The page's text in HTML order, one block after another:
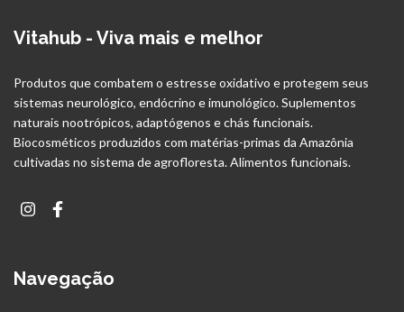
Vitahub - Viva mais e melhor
Produtos que combatem o estresse oxidativo e protegem seus
sistemas neurológico, endócrino e imunológico. Suplementos
naturais nootrópicos, adaptógenos e chás funcionais.
Biocosméticos produzidos com matérias-primas da Amazônia
cultivadas no sistema de agrofloresta. Alimentos funcionais.
Navegação